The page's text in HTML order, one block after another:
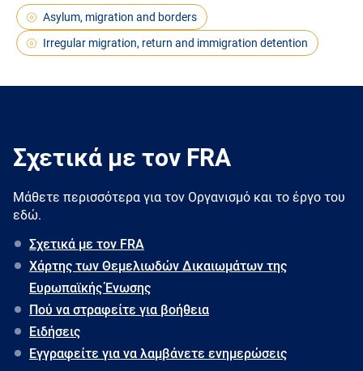
Asylum, migration and borders
Irregular migration, return and immigration detention
Σχετικά με τον FRA
Μάθετε περισσότερα για τον Oργανισμό και το έργο του
εδώ.
Σχετικά με τον FRA
Χάρτης των Θεμελιωδών Δικαιωμάτων της
Ευρωπαϊκής Ένωσης
Πού να στραφείτε για βοήθεια
Ειδήσεις
Εγγραφείτε για να λαμβάνετε ενημερώσεις